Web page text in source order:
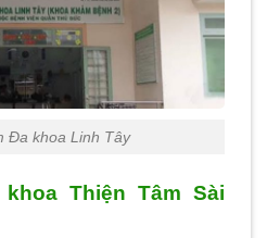
Đa khoa Linh Tây
Thiện Tâm Sài